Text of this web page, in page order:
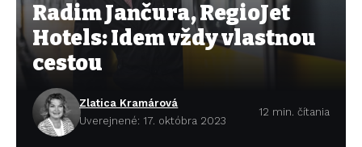
Radim Jančura, RegioJet
Hotels: Idem vždy vlastnou
cestou
Zlatica Kramárová
Uverejnené: 17. októbra 2023
12 min. čítania